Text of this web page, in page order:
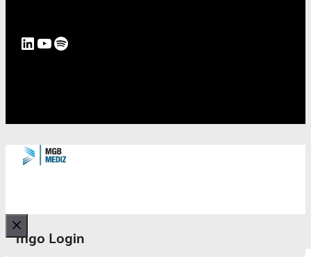
LinkedIn
YouTube
Spotify
mgo Login
Schließen